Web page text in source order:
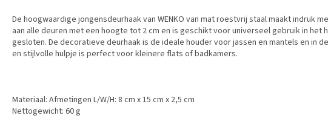
De hoogwaardige jongensdeurhaak van WENKO van mat roestvrij staal maakt indruk
aan alle deuren met een hoogte tot 2 cm en is geschikt voor universeel gebruik in het
gesloten. De decoratieve deurhaak is de ideale houder voor jassen en mantels en in
en stijlvolle hulpje is perfect voor kleinere flats of badkamers.
Materiaal: Afmetingen L/W/H: 8 cm x 15 cm x 2,5 cm
Nettogewicht: 60 g